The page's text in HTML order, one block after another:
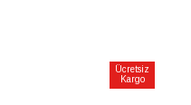
Ücretsiz
Kargo